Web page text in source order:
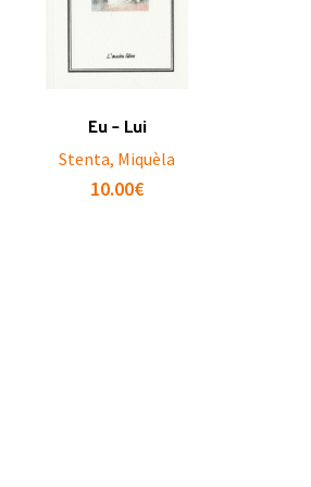
Eu – Lui
Stenta, Miquèla
10.00€